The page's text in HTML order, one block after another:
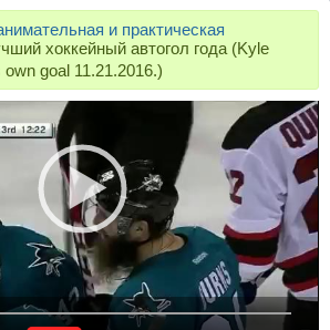
и практическая
хоккейный автогол года (Kyle
goal 11.21.2016.)